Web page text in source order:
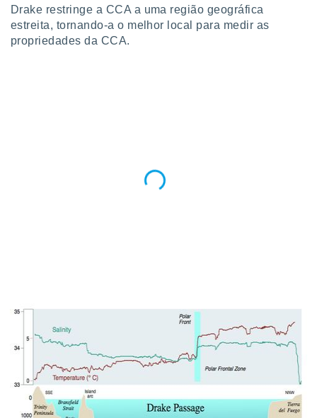
Drake restringe a CCA a uma região geográfica
estreita, tornando-a o melhor local para medir as
propriedades da CCA.